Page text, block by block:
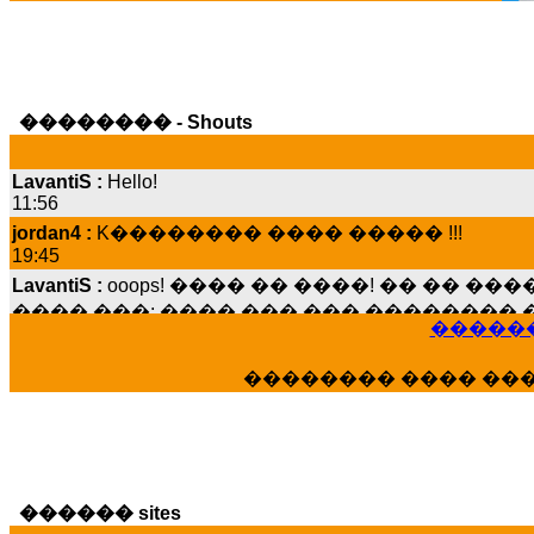
�������� - Shouts
11:56
jordan4 :
19:45
LavantiS :
���� ���; ���� ��� ��� ��������
15:07
���� ����� ��������
LavantiS :����� ���� ������� ���
������� ��������� ���� ������
�������� ����
������ sites